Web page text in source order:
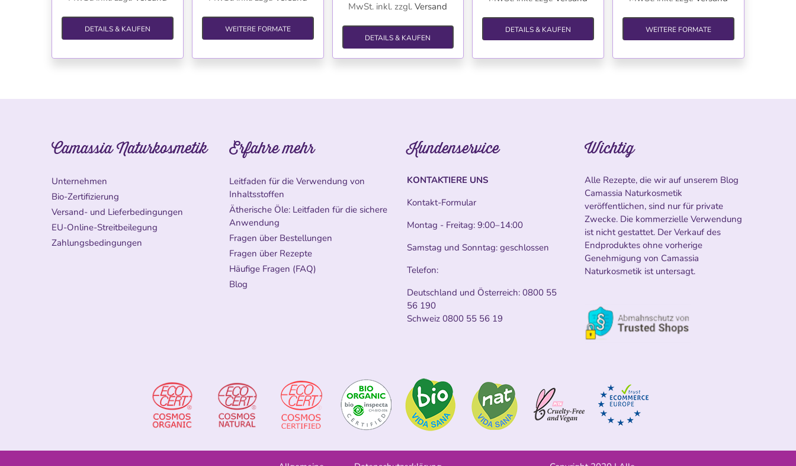
DETAILS & KAUFEN WEITERE FORMATE
MwSt. inkl. zzgl. Versand
DETAILS & KAUFEN
DETAILS & KAUFEN WEITERE FORMATE
Camassia Naturkosmetik
Unternehmen
Bio-Zertifizierung
Versand- und Lieferbedingungen
EU-Online-Streitbeilegung
Zahlungsbedingungen
Erfahre mehr
Leitfaden für die Verwendung von
Inhaltsstoffen
Ätherische Öle: Leitfaden für die sichere
Anwendung
Fragen über Bestellungen
Fragen über Rezepte
Häufige Fragen (FAQ)
Blog
Kundenservice
KONTAKTIERE UNS
Kontakt-Formular
Montag - Freitag: 9:00–14:00
Samstag und Sonntag: geschlossen
Telefon:
Deutschland und Österreich: 0800 55
56 190
Schweiz 0800 55 56 19
Wichtig
Alle Rezepte, die wir auf unserem Blog
Camassia Naturkosmetik
veröffentlichen, sind nur für private
Zwecke. Die kommerzielle Verwendung
ist nicht gestattet. Der Verkauf des
Endproduktes ohne vorherige
Genehmigung von Camassia
Naturkosmetik ist untersagt.